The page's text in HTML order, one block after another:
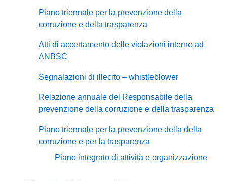
Piano triennale per la prevenzione della
corruzione e della trasparenza
Atti di accertamento delle violazioni interne ad
ANBSC
Segnalazioni di illecito – whistleblower
Relazione annuale del Responsabile della
prevenzione della corruzione e della trasparenza
Piano triennale per la prevenzione della della
corruzione e per la trasparenza
Piano integrato di attività e organizzazione